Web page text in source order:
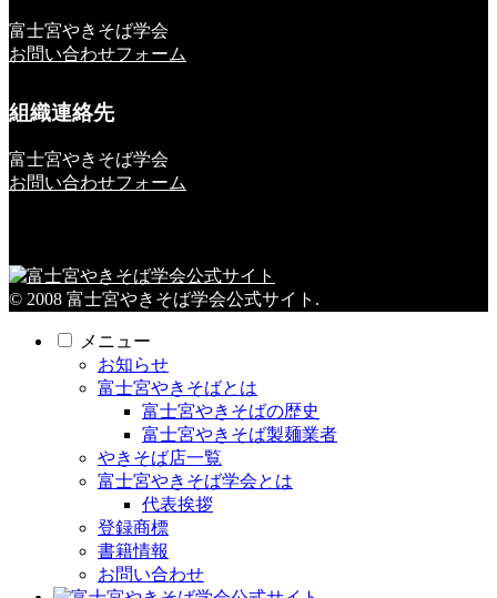
富士宮やきそば学会
お問い合わせフォーム
組織連絡先
富士宮やきそば学会
お問い合わせフォーム
© 2008 富士宮やきそば学会公式サイト.
メニュー
お知らせ
富士宮やきそばとは
富士宮やきそばの歴史
富士宮やきそば製麺業者
やきそば店一覧
富士宮やきそば学会とは
代表挨拶
登録商標
書籍情報
お問い合わせ